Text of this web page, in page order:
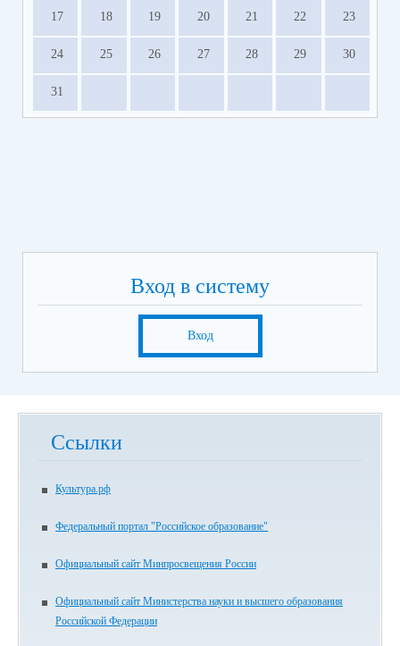
17 18 19 20 21 22 23
24 25 26 27 28 29 30
31
Вход в систему
Вход
Ссылки
Культура.рф
Федеральный портал "Российское образование"
Официальный сайт Минпросвещения России
Официальный сайт Министерства науки и высшего образования
Российской Федерации